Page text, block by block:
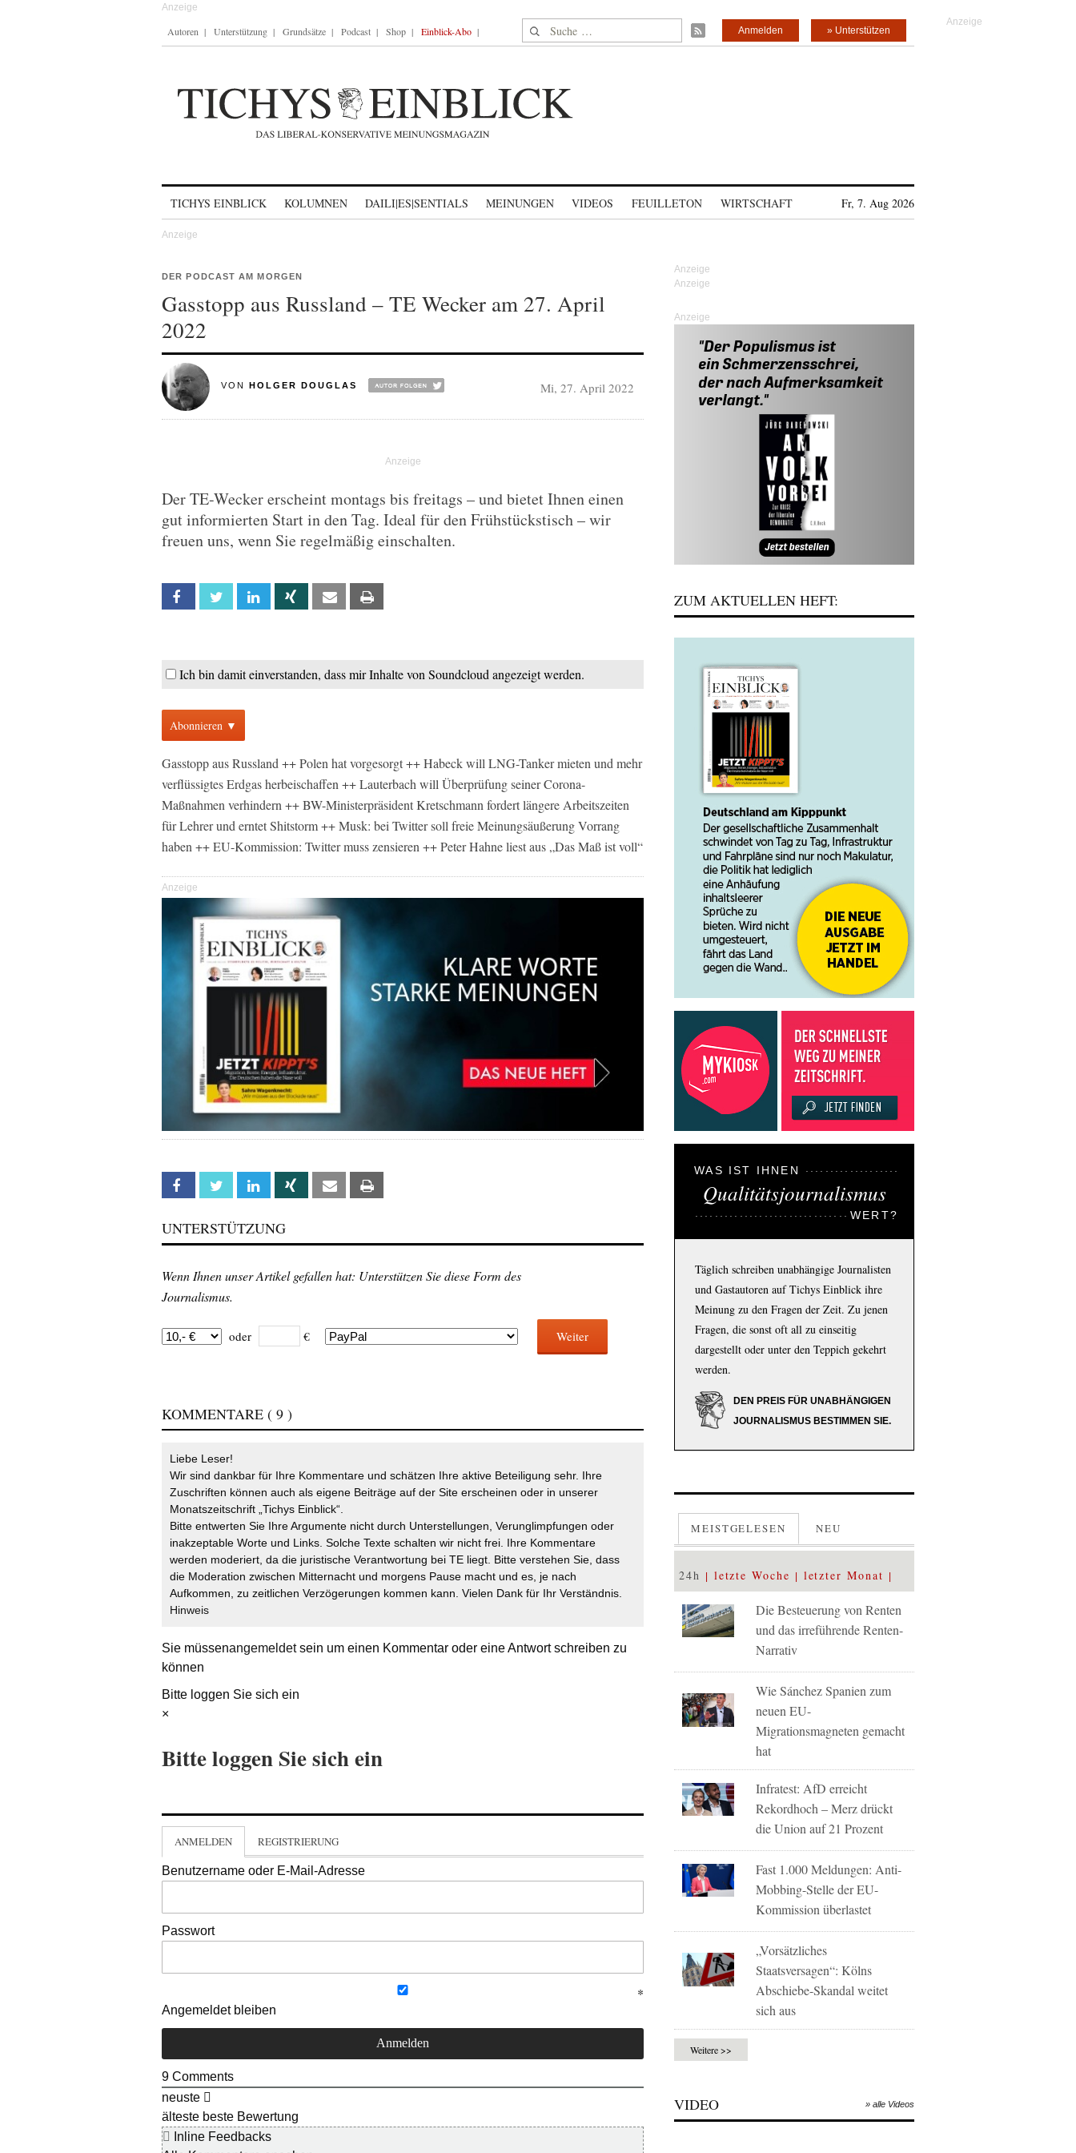
Autoren Unterstützung Grundsätze Podcast Shop Einblick-Abo Suche nach: » Unterstützen
Anmelden
TICHYS EINBLICK KOLUMNEN DAILI|ES|SENTIALS MEINUNGEN VIDEOS FEUILLETON WIRTSCHAFT Fr, 7. Aug 2026
DER PODCAST AM MORGEN
Gasstopp aus Russland – TE Wecker am 27. April
2022
VON HOLGER DOUGLAS Mi, 27. April 2022
Der TE-Wecker erscheint montags bis freitags – und bietet Ihnen einen
gut informierten Start in den Tag. Ideal für den Frühstückstisch – wir
freuen uns, wenn Sie regelmäßig einschalten.
Facebook Twitter Linkedin Xing Email
Ich bin damit einverstanden, dass mir Inhalte von Soundcloud angezeigt werden.
Abonnieren ▼
Gasstopp aus Russland ++ Polen hat vorgesorgt ++ Habeck will LNG-Tanker mieten und mehr
verflüssigtes Erdgas herbeischaffen ++ Lauterbach will Überprüfung seiner Corona-
Maßnahmen verhindern ++ BW-Ministerpräsident Kretschmann fordert längere Arbeitszeiten
für Lehrer und erntet Shitstorm ++ Musk: bei Twitter soll freie Meinungsäußerung Vorrang
haben ++ EU-Kommission: Twitter muss zensieren ++ Peter Hahne liest aus „Das Maß ist voll“
Anzeige
Facebook Twitter Linkedin Xing Email
UNTERSTÜTZUNG
Wenn Ihnen unser Artikel gefallen hat: Unterstützen Sie diese Form des
Journalismus.
oder € Weiter
KOMMENTARE ( 9 )
Liebe Leser!
Wir sind dankbar für Ihre Kommentare und schätzen Ihre aktive Beteiligung sehr. Ihre
Zuschriften können auch als eigene Beiträge auf der Site erscheinen oder in unserer
Monatszeitschrift „Tichys Einblick“.
Bitte entwerten Sie Ihre Argumente nicht durch Unterstellungen, Verunglimpfungen oder
inakzeptable Worte und Links. Solche Texte schalten wir nicht frei. Ihre Kommentare
werden moderiert, da die juristische Verantwortung bei TE liegt. Bitte verstehen Sie, dass
die Moderation zwischen Mitternacht und morgens Pause macht und es, je nach
Aufkommen, zu zeitlichen Verzögerungen kommen kann. Vielen Dank für Ihr Verständnis.
Hinweis
Sie müssenangemeldetsein um einen Kommentar oder eine Antwort schreiben zu
können
Bitte loggen Sie sich ein
×
Bitte loggen Sie sich ein
ANMELDEN REGISTRIERUNG
Benutzername oder E-Mail-Adresse
Passwort
Angemeldet bleiben
9 Comments
neuste
älteste beste Bewertung
Inline Feedbacks
Anzeige
ZUM AKTUELLEN HEFT:
WAS IST IHNEN
Qualitätsjournalismus
WERT?
Täglich schreiben unabhängige Journalisten
und Gastautoren auf Tichys Einblick ihre
Meinung zu den Fragen der Zeit. Zu jenen
Fragen, die sonst oft all zu einseitig
dargestellt oder unter den Teppich gekehrt
werden.
DEN PREIS FÜR UNABHÄNGIGEN
JOURNALISMUS BESTIMMEN SIE.
MEISTGELESEN NEU
24h letzte Woche letzter Monat
Die Besteuerung von Renten
und das irreführende Renten-
Narrativ
Wie Sánchez Spanien zum
neuen EU-
Migrationsmagneten gemacht
hat
Infratest: AfD erreicht
Rekordhoch – Merz drückt
die Union auf 21 Prozent
Fast 1.000 Meldungen: Anti-
Mobbing-Stelle der EU-
Kommission überlastet
„Vorsätzliches
Staatsversagen“: Kölns
Abschiebe-Skandal weitet
sich aus
Weitere >>
VIDEO » alle Videos